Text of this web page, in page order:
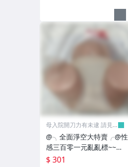
母入院開刀力有未逮 請見
@╮全面淨空大特賣╭@性
感三百零一元亂亂標~~老
闆託賣的成人情趣用品
$ 301